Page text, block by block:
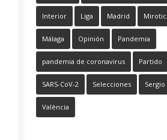
Interior Liga Madrid Mirotic
Málaga Opinión Pandemia
pandemia de coronavirus Partido
SARS-CoV-2 Selecciones Sergio
València